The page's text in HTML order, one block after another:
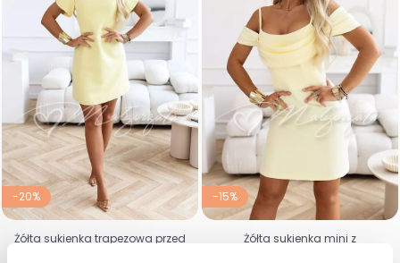
-20%
Żółta sukienka trapezowa przed
-15%
Żółta sukienka mini z